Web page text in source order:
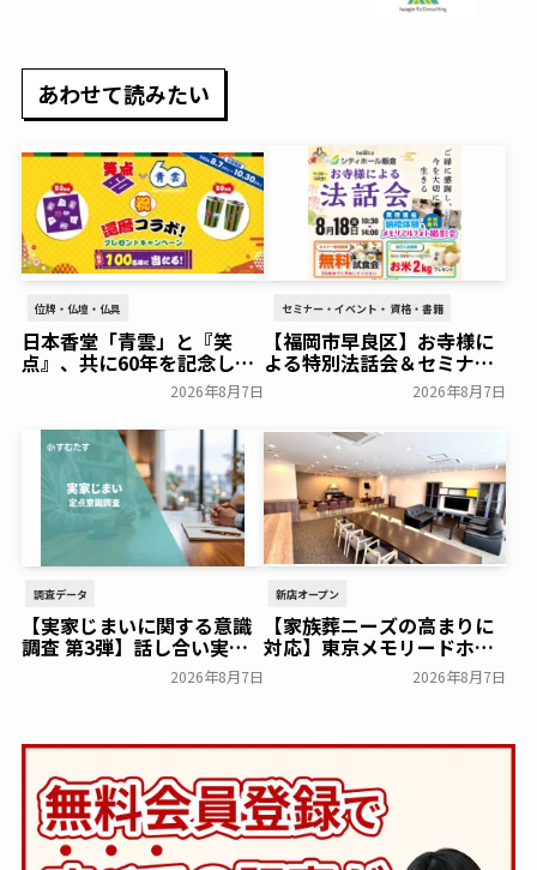
あわせて読みたい
位牌・仏壇・仏具
日本香堂「青雲」と『笑
点』、共に60年を記念した
初コラボ！オリジナルグッ
ズのプレゼントキャンペー
ンを実施～日本香堂～
一般公開
2026年8月7日
セミナー・イベント・資格・書籍
【福岡市早良区】お寺様に
よる特別法話会＆セミナー
特典「無料試食会」を8月
18日(月)にシティホール飯
倉にて開催！～ベルコ～
一般公開
2026年8月7日
調査データ
【実家じまいに関する意識
調査 第3弾】話し合い実施
率は29.5％で前回から低
下。「大相続時代」でも家
2026年8月7日
新店オープン
【家族葬ニーズの高まりに
対応】東京メモリードホー
ルに貸切型家族葬空間『第
８ホール～Living～』オー
2026年8月7日